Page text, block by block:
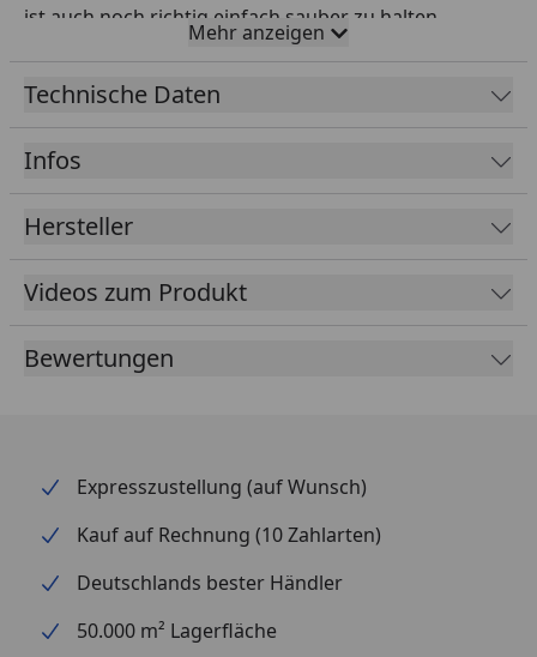
ist auch noch richtig einfach sauber zu halten.
Einfach abwaschen! Lautet die Devise. In einem Set
enthalten sind 8 bis 10 Natursteine aus dunklem
Marmor.
Mehr anzeigen
Technische Daten
Infos
Hersteller
Videos zum Produkt
Bewertungen
Expresszustellung (auf Wunsch)
Kauf auf Rechnung (10 Zahlarten)
Deutschlands bester Händler
50.000 m² Lagerfläche